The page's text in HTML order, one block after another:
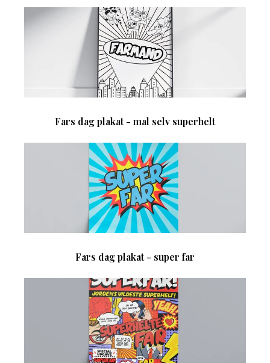
Fars dag plakat - mal selv superhelt
Fars dag plakat - super far